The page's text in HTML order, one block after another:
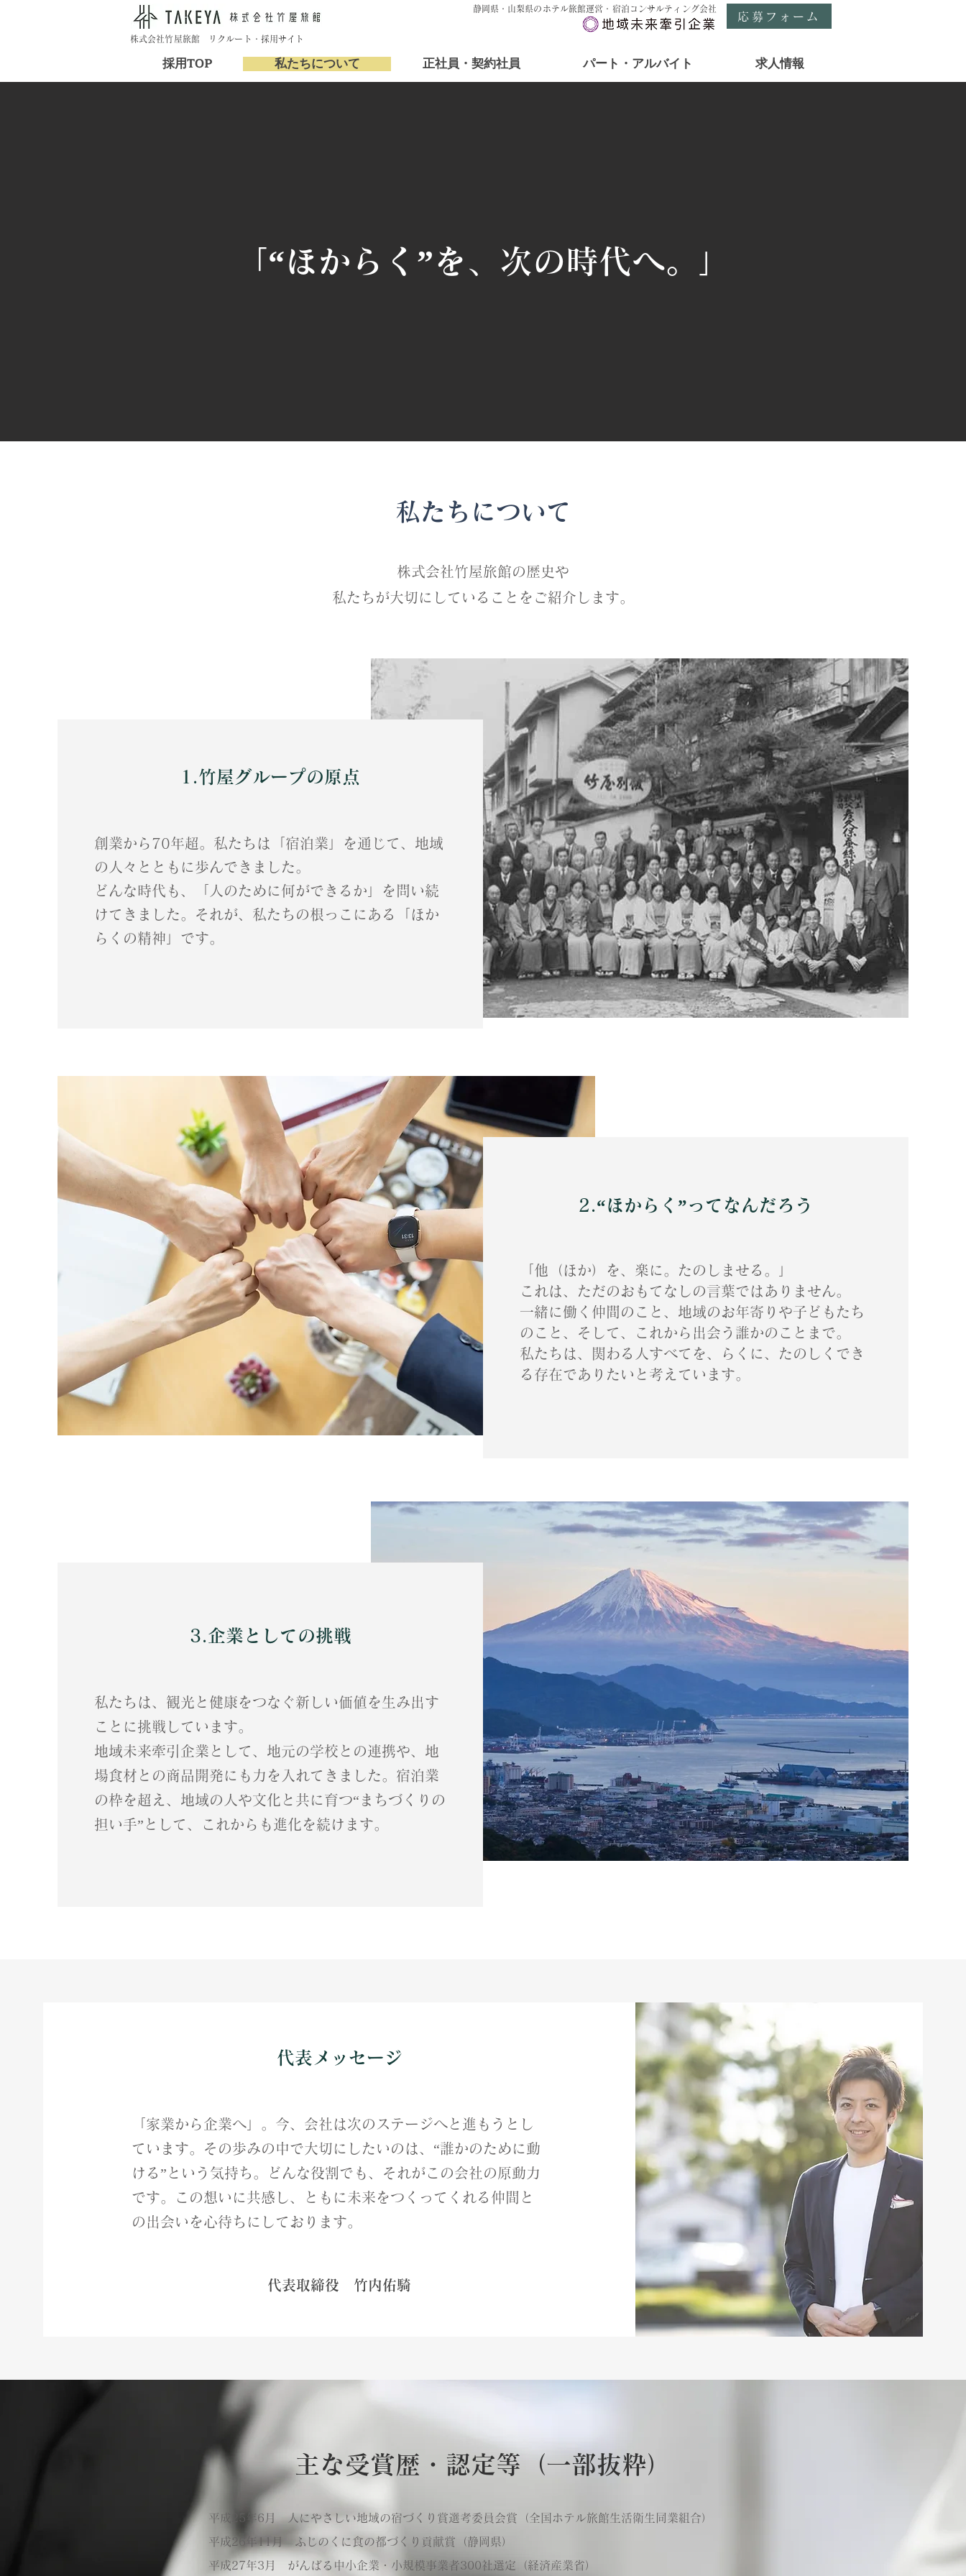
静岡県・山梨県のホテル旅館運営・宿泊コンサルティング会社
応募フォーム
株式会社竹屋旅館 リクルート・採用サイト
採用TOP 私たちについて 正社員・契約社員 パート・アルバイト 求人情報
「“ほからく”を、次の時代へ。」
私たちについて
株式会社竹屋旅館の歴史や
私たちが大切にしていることをご紹介します。
1.竹屋グループの原点
創業から70年超。私たちは「宿泊業」を通じて、地域
の人々とともに歩んできました。
どんな時代も、「人のために何ができるか」を問い続
けてきました。それが、私たちの根っこにある「ほか
らくの精神」です。
2.“ほからく”ってなんだろう
「他（ほか）を、楽に。たのしませる。」
これは、ただのおもてなしの言葉ではありません。
一緒に働く仲間のこと、地域のお年寄りや子どもたち
のこと、そして、これから出会う誰かのことまで。
私たちは、関わる人すべてを、らくに、たのしくでき
る存在でありたいと考えています。
3.企業としての挑戦
私たちは、観光と健康をつなぐ新しい価値を生み出す
ことに挑戦しています。
地域未来牽引企業として、地元の学校との連携や、地
場食材との商品開発にも力を入れてきました。宿泊業
の枠を超え、地域の人や文化と共に育つ“まちづくりの
担い手”として、これからも進化を続けます。
​代表メッセージ
「家業から企業へ」。今、会社は次のステージへと進もうとし
ています。その歩みの中で大切にしたいのは、“誰かのために動
ける”という気持ち。どんな役割でも、それがこの会社の原動力
です。この想いに共感し、ともに未来をつくってくれる仲間と
の出会いを心待ちにしております。
代表取締役 竹内佑騎
主な受賞歴・認定等（一部抜粋）
平成25年6月 人にやさしい地域の宿づくり賞選考委員会賞（全国ホテル旅館生活衛生同業組合）
平成26年11月 ふじのくに食の都づくり貢献賞（静岡県）
平成27年3月 がんばる中小企業・小規模事業者300社選定（経済産業省）